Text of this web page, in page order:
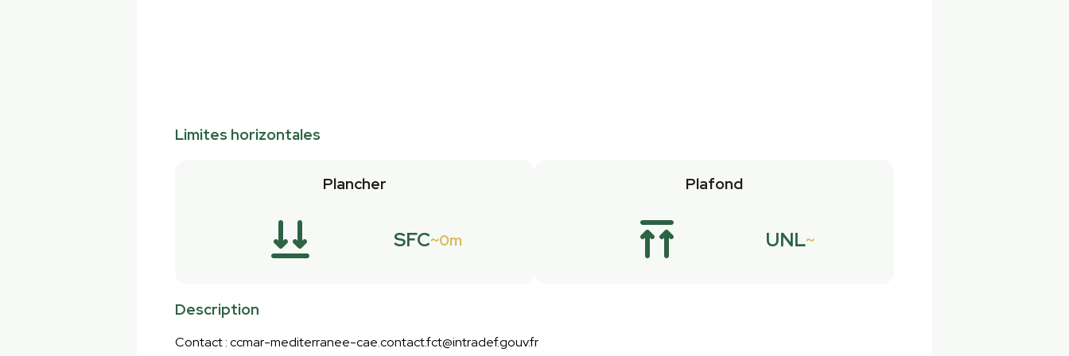
Limites horizontales
Plancher
SFC 0m
Plafond
UNL
Description
Contact : ccmar-mediterranee-cae.contact.fct@intradef.gouv.fr